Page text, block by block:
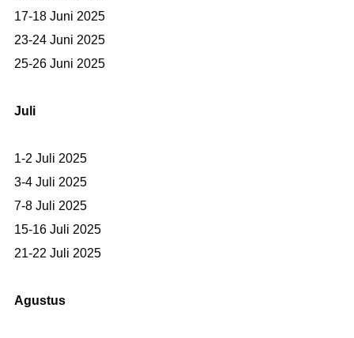
17-18 Juni 2025
23-24 Juni 2025
25-26 Juni 2025
Juli
1-2 Juli 2025
3-4 Juli 2025
7-8 Juli 2025
15-16 Juli 2025
21-22 Juli 2025
Agustus